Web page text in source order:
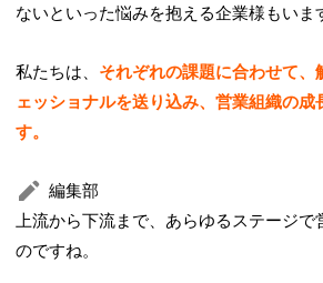
ないといった悩みを抱える企業様もいま
私たちは、 それぞれの課題に合わせて、
ェッショナルを送り込み、営業組織の成
す。
編集部
上流から下流まで、あらゆるステージで
のですね。